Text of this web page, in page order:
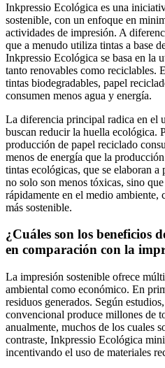
Inkpressio Ecológica es una
sostenible, con un enfoque en
actividades de impresión. A
que a menudo utiliza tintas a base
Inkpressio Ecológica se basa en la
tanto renovables como reciclables.
tintas biodegradables, papel
consumen menos agua y energía.
La diferencia principal radica en el
buscan reducir la huella ecológica.
producción de papel reciclado
menos de energía que la
tintas ecológicas, que se elaboran a
no solo son menos tóxicas, sino
rápidamente en el medio
más sostenible.
¿Cuáles son los beneficios
en comparación con la
La impresión sostenible ofrece
ambiental como económico. En
residuos generados. Según
convencional produce millones de
anualmente, muchos de los cuales
contraste, Inkpressio Ecológica
incentivando el uso de materiales